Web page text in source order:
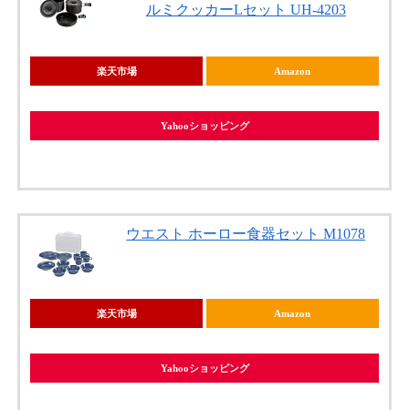
ルミクッカーLセット UH-4203
楽天市場 Amazon
Yahooショッピング
ウエスト ホーロー食器セット M1078
楽天市場 Amazon
Yahooショッピング